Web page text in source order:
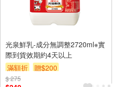
光泉鮮乳-成分無調整2720ml※實
際到貨效期約4天以上
滿額折
贈$200
$ 275